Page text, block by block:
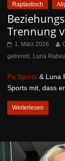
Raptastisch
Trennung
1. März 2026
getrennt, Luna Rabea
Pa Sports & Luna
Sports mit, dass
Weiterlesen